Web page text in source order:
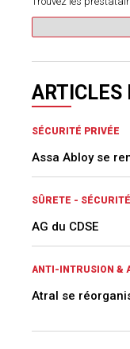
ARTICLES
SÉCURITÉ PRIVÉE
Assa Abloy se
SÛRETE - SÉCURITÉ
AG du CDSE
ANTI-INTRUSION &
Atral se